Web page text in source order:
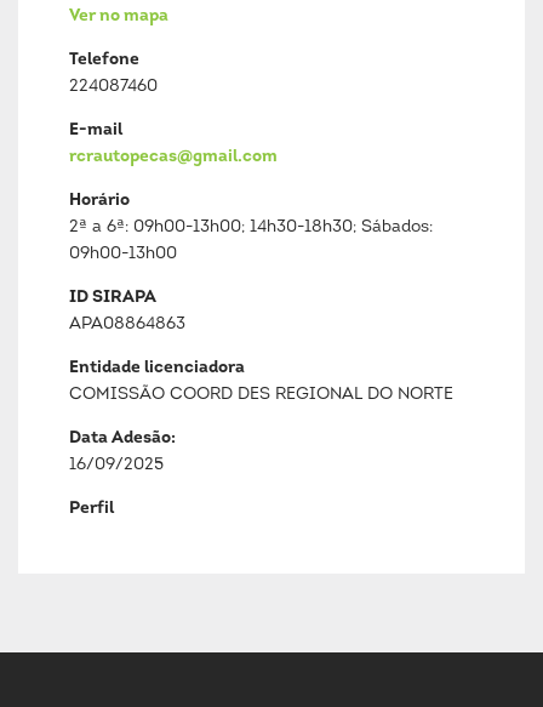
Ver no mapa
Telefone
224087460
E-mail
rcrautopecas@gmail.com
Horário
2ª a 6ª: 09h00-13h00; 14h30-18h30; Sábados:
09h00-13h00
ID SIRAPA
APA08864863
Entidade licenciadora
COMISSÃO COORD DES REGIONAL DO NORTE
Data Adesão:
16/09/2025
Perfil